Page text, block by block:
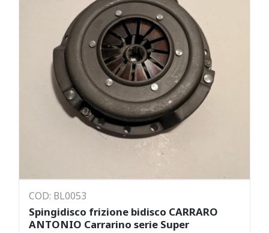
COD: BL0053
Spingidisco frizione bidisco CARRARO
ANTONIO Carrarino serie Super